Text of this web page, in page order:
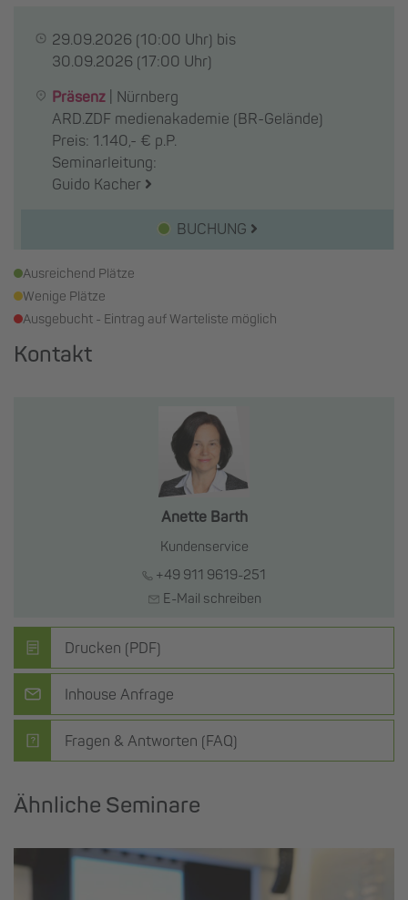
29.09.2026 (10:00 Uhr) bis
30.09.2026 (17:00 Uhr)
Präsenz
Nürnberg
ARD.ZDF medienakademie (BR-Gelände)
Preis: 1.140,- € p.P.
Seminarleitung:
Guido Kacher
BUCHUNG
Ausreichend Plätze
Wenige Plätze
Ausgebucht - Eintrag auf Warteliste möglich
Kontakt
Anette Barth
Kundenservice
+49 911 9619-251
E-Mail schreiben
Drucken (PDF)
Inhouse Anfrage
Fragen & Antworten (FAQ)
Ähnliche Seminare